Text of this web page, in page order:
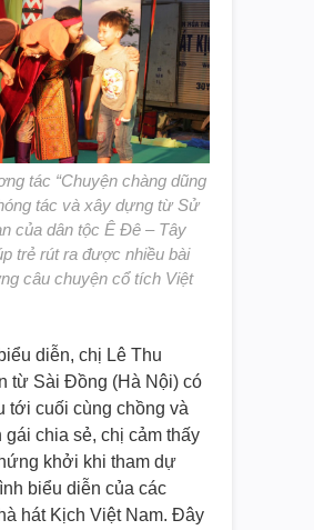
tác “Chuyện chàng dũng
tác và xây dựng từ Sử
của dân tộc Ê Đê – Tây
trẻ rút ra được nhiều bài
câu chuyện cổ tích Việt
diễn, chị Lê Thu
từ Sài Đồng (Hà Nội) có
tới cuối cùng chồng và
gái chia sẻ, chị cảm thấy
khởi khi tham dự
biểu diễn của các
hát Kịch Việt Nam. Đây